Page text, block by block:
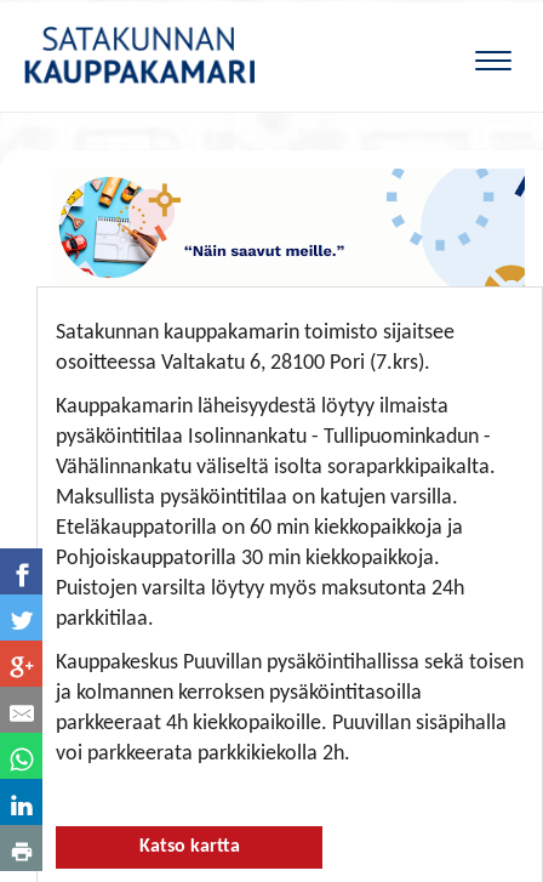
​​​​​​​Satakunnan kauppakamarin toimisto sijaitsee
osoitteessa Valtakatu 6, 28100 Pori (7.krs).
Kauppakamarin läheisyydestä löytyy ilmaista
pysäköintitilaa Isolinnankatu - Tullipuominkadun -
Vähälinnankatu väliseltä isolta soraparkkipaikalta.
Maksullista pysäköintitilaa on katujen varsilla.
Eteläkauppatorilla on 60 min kiekkopaikkoja ja
Pohjoiskauppatorilla 30 min kiekkopaikkoja.
Puistojen varsilta löytyy myös maksutonta 24h
parkkitilaa.
Kauppakeskus Puuvillan pysäköintihallissa sekä toisen
ja kolmannen kerroksen pysäköintitasoilla
parkkeeraat 4h kiekkopaikoille. Puuvillan sisäpihalla
voi parkkeerata parkkikiekolla 2h.
Katso kartta